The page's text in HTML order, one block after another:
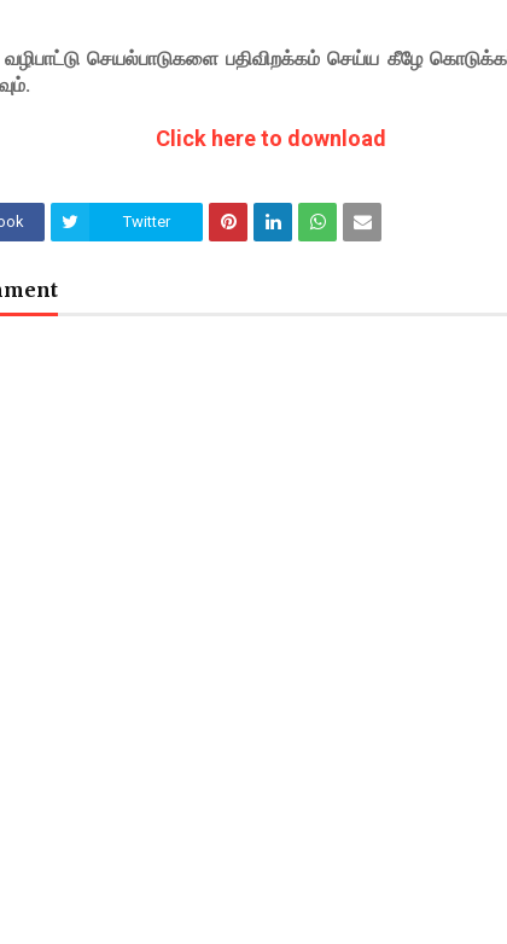
செயல்பாடுகளை பதிவிறக்கம் செய்ய கீழே
Click here to download
Twitter